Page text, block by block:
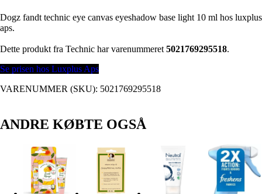
Dogz fandt technic eye canvas eyeshadow base light 10 ml hos luxplus
aps.
Dette produkt fra Technic har varenummeret 5021769295518.
Se prisen hos Luxplus Aps
VARENUMMER (SKU): 5021769295518
ANDRE KØBTE OGSÅ